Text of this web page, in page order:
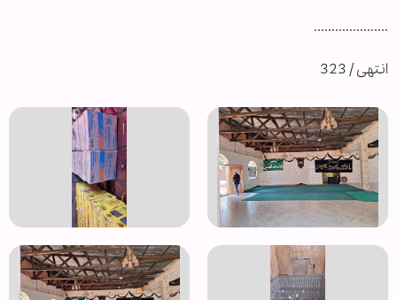
.....................
انتهى / 323